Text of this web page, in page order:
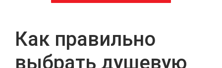
Как правильно
выбрать душевую